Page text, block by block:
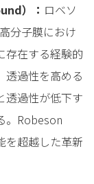
）： ロベソ
分子膜におけ
存在する経験的
透過性を高める
透過性が低下す
。Robeson
を超越した革新